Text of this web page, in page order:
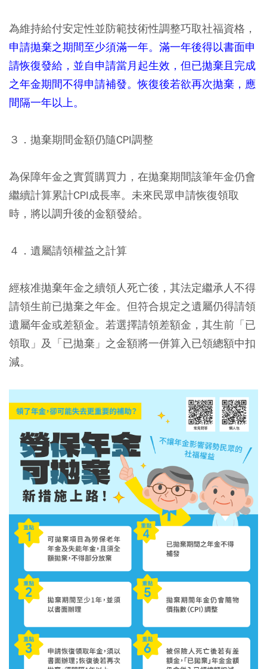
為維持給付安定性並防範技術性調整巧取社福資格，
申請拋棄之期間至少須滿一年。滿一年後得以書面申
請恢復發給，並自申請當月起生效，但已拋棄且完成
之年金期間不得申請補發。恢復後若欲再次拋棄，應
間隔一年以上。
３．拋棄期間金額仍隨CPI調整
為保障年金之實質購買力，在拋棄期間該筆年金仍會
繼續計算累計CPI成長率。未來民眾申請恢復領取
時，將以調升後的金額發給。
４．遺屬請領權益之計算
經核准拋棄年金之續領人死亡後，其法定繼承人不得
請領生前已拋棄之年金。但符合規定之遺屬仍得請領
遺屬年金或差額金。若選擇請領差額金，其生前「已
領取」及「已拋棄」之金額將一併算入已領總額中扣
減。